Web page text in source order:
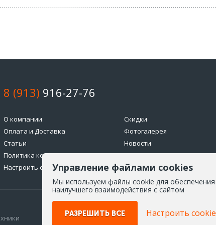
8 (913) 916-27-76
О компании
Скидки
Оплата и Доставка
Фотогалерея
Статьи
Новости
Политика конфиденциальности
Возврат товара
Настроить cookieУправление файлами cookies
Мы используем файлы cookie для обеспечения
наилучшего взаимодействия с сайтом
РАЗРЕШИТЬ ВСЕ Настроить cookie